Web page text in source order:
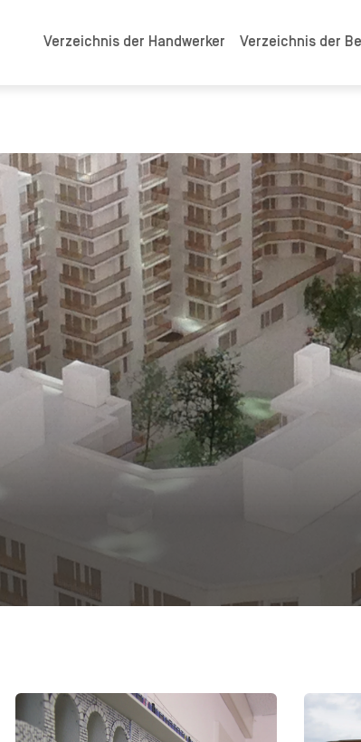
Verzeichnis der Handwerker Verzeichnis der